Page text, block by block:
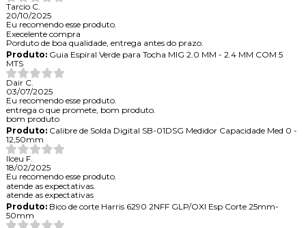
Tarcio C.
20/10/2025
Eu recomendo esse produto.
Execelente compra
Porduto de boa qualidade, entrega antes do prazo.
Produto:Guia Espiral Verde para Tocha MIG 2.0 MM - 2.4 MM COM 5
MTS
Dair C.
03/07/2025
Eu recomendo esse produto.
entrega o que promete, bom produto.
bom produto
Produto:Calibre de Solda Digital SB-01DSG Medidor Capacidade Med 0 -
12,50mm
Ilceu F.
18/02/2025
Eu recomendo esse produto.
atende as expectativas.
atende as expectativas
Produto:Bico de corte Harris 6290 2NFF GLP/OXI Esp Corte 25mm-
50mm